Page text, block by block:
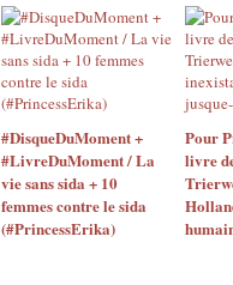
#DisqueDuMoment +
#LivreDuMoment / La
vie sans sida + 10
femmes contre le sida
(#PrincessErika)
Pour
livre